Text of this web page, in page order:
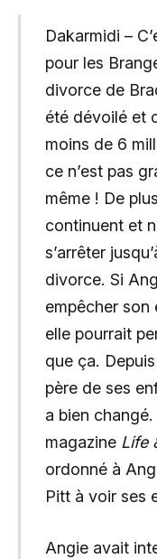
Dakarmidi –
pour les
divorce de
été dévoilé et
moins de 6
ce n’est pas
même ! De
continuent et
s’arrêter
divorce. Si
empêcher son
elle pourrait
que ça.
père de ses
a bien
magazine Life
ordonné à
Pitt à voir ses
Angie avait